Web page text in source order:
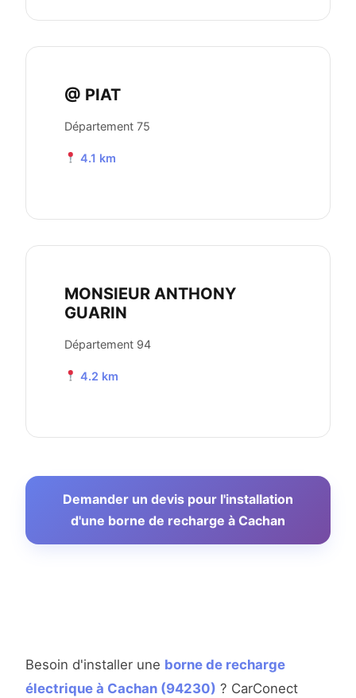
@ PIAT
Département 75
4.1 km
MONSIEUR ANTHONY
GUARIN
Département 94
4.2 km
Demander un devis pour l'installation
d'une borne de recharge à Cachan
Besoin d'installer une borne de recharge
électrique à Cachan (94230) ? CarConect